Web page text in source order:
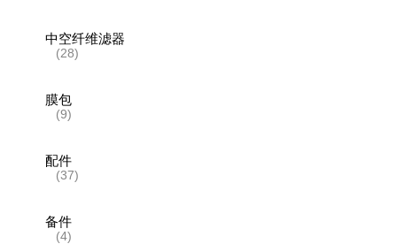
中空纤维滤器
(28)
膜包
(9)
配件
(37)
备件
(4)